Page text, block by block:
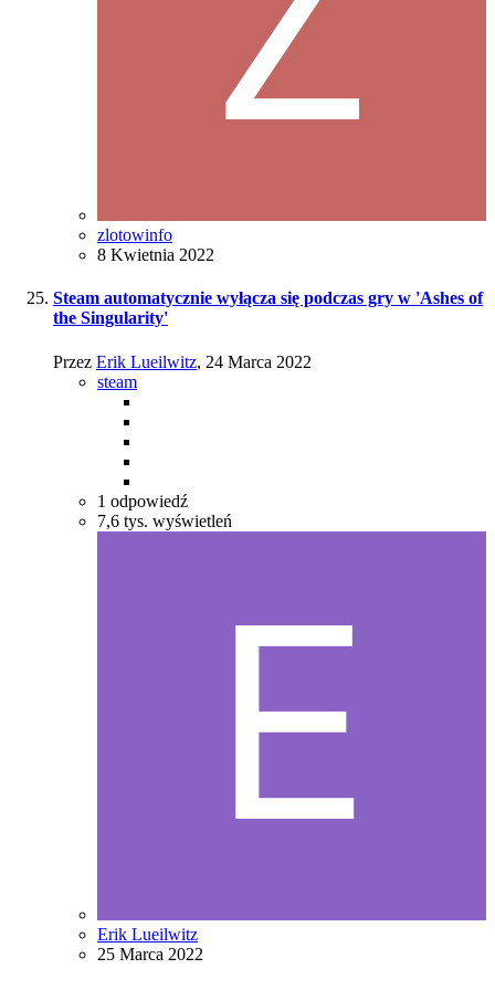
zlotowinfo
8 Kwietnia 2022
Steam automatycznie wyłącza się podczas gry w 'Ashes of
the Singularity'
Przez Erik Lueilwitz, 24 Marca 2022
steam
1 odpowiedź
7,6 tys. wyświetleń
Erik Lueilwitz
25 Marca 2022